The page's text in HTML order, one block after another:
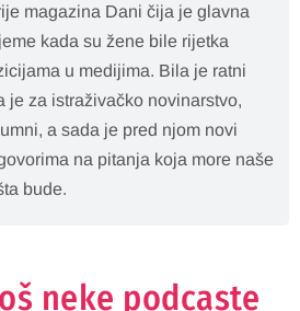
magazina Dani čija je glavna
kada su žene bile rijetka
u medijima. Bila je ratni
je za istraživačko novinarstvo,
a sada je pred njom novi
na pitanja koja more naše
bude.
neke podcaste